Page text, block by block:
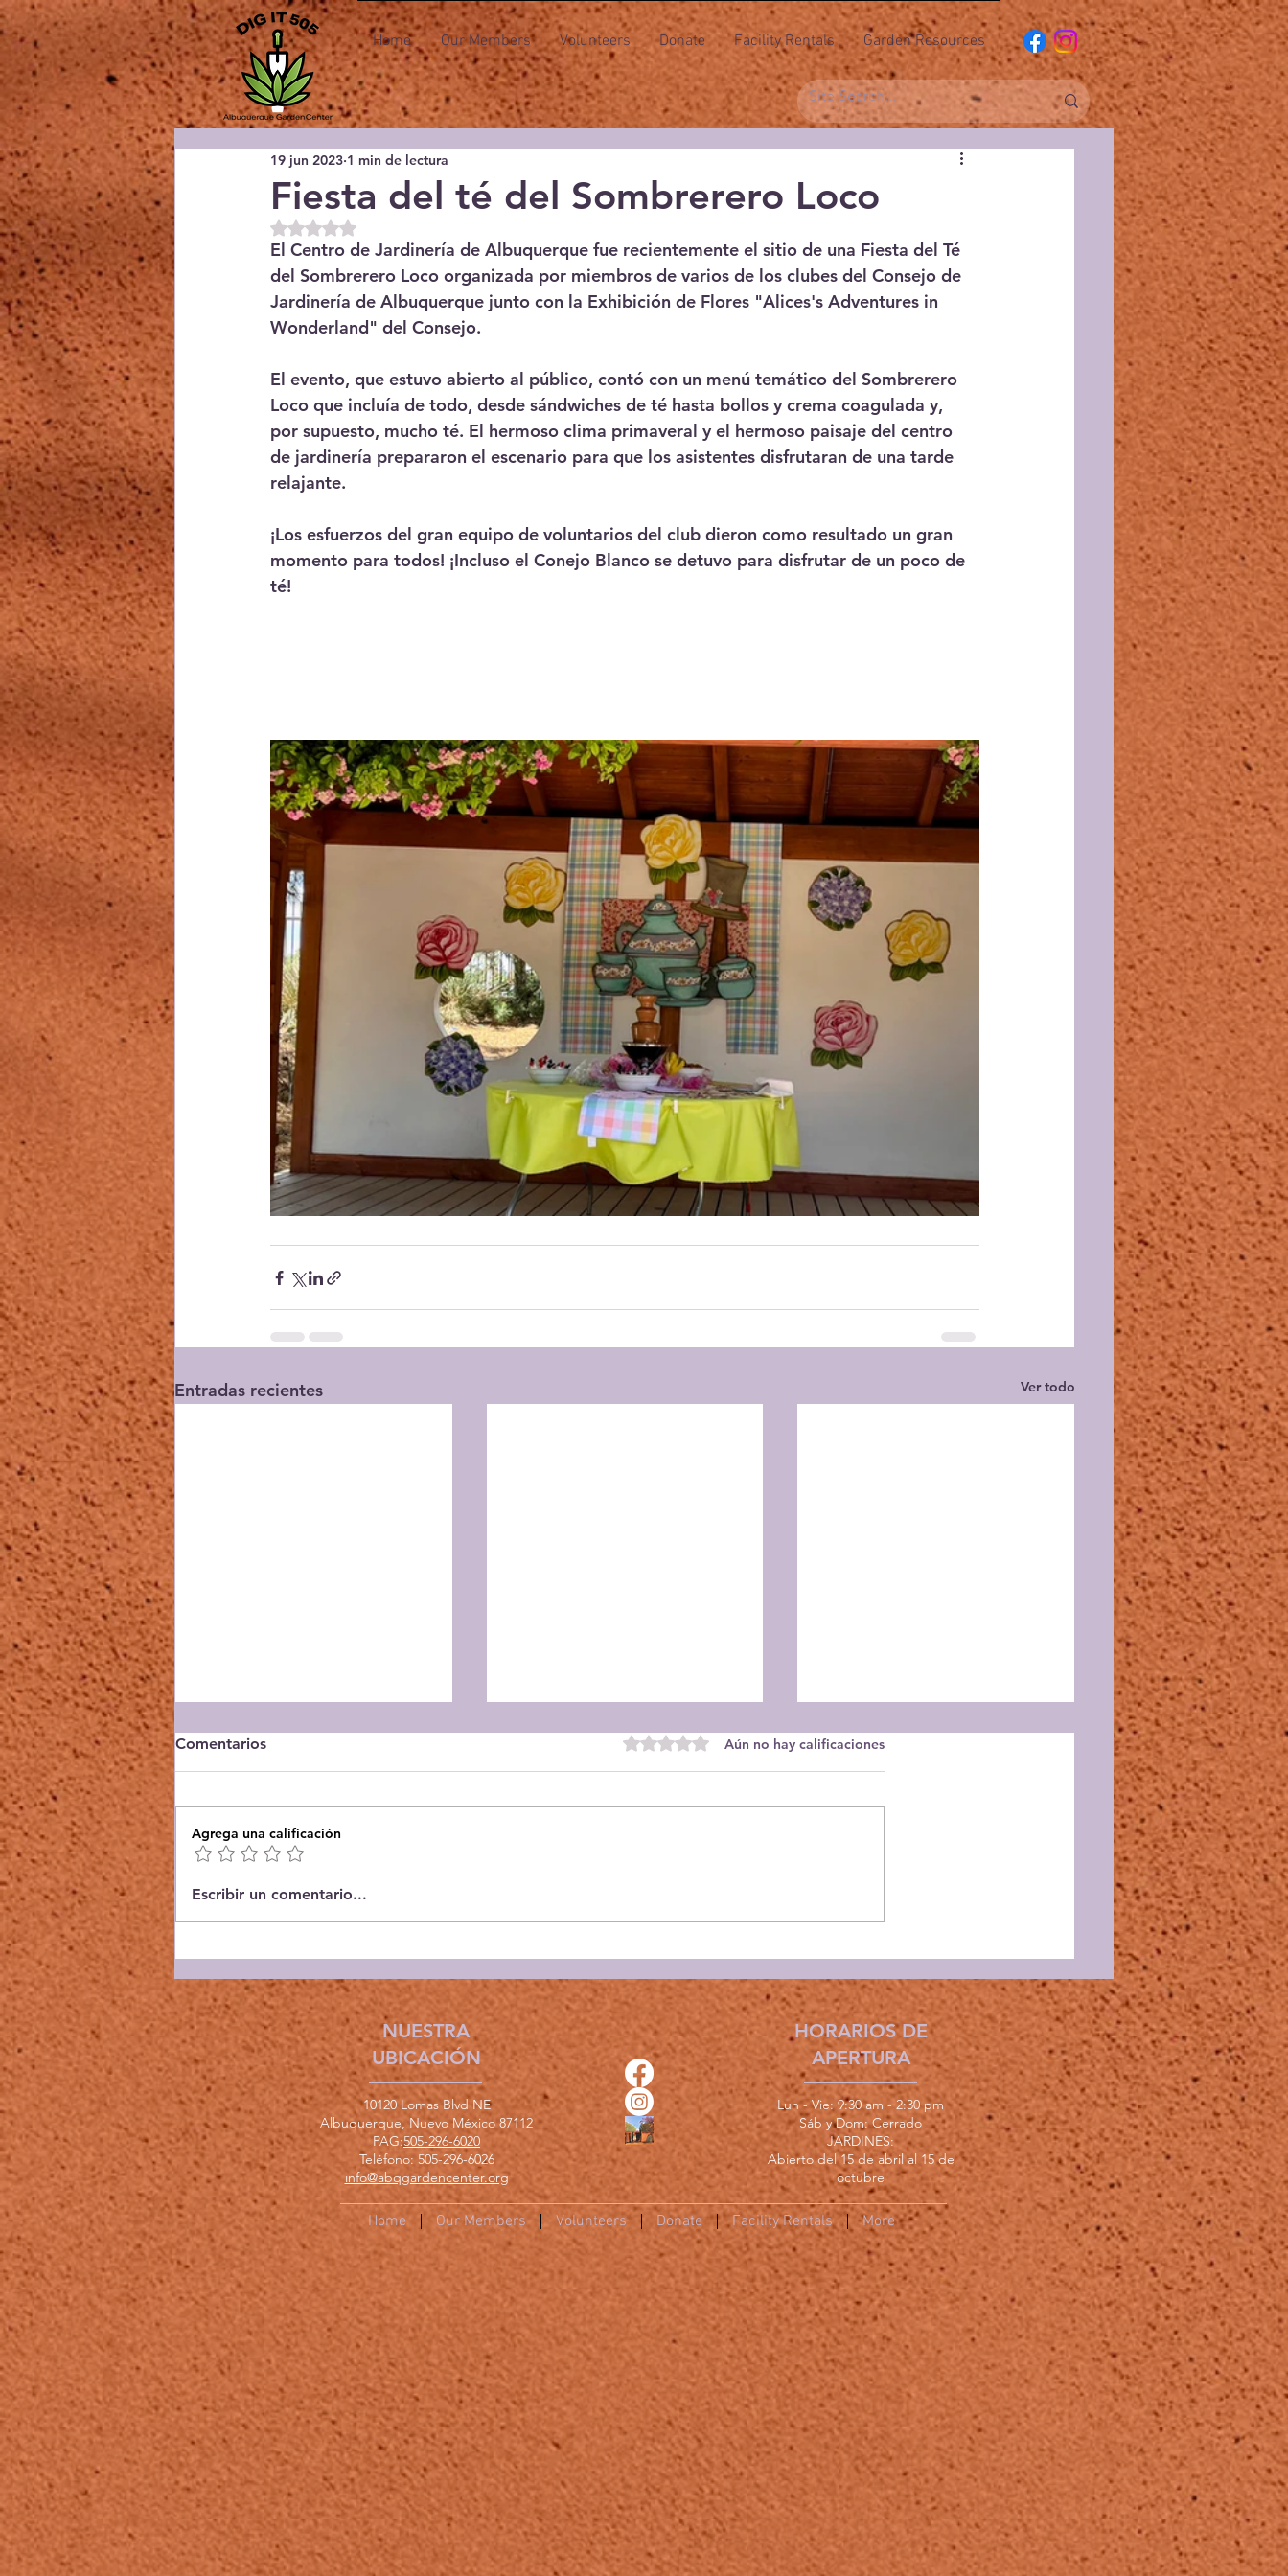
Home Our Members Volunteers Donate Facility Rentals Garden Resources
Fiesta del té del Sombrerero Loco
19 jun 2023 1 min de lectura
Obtuvo NaN de 5 estrellas.
El Centro de Jardinería de Albuquerque fue recientemente el sitio de una Fiesta del Té
del Sombrerero Loco organizada por miembros de varios de los clubes del Consejo de
Jardinería de Albuquerque junto con la Exhibición de Flores "Alices's Adventures in
Wonderland" del Consejo.
El evento, que estuvo abierto al público, contó con un menú temático del Sombrerero
Loco que incluía de todo, desde sándwiches de té hasta bollos y crema coagulada y,
por supuesto, mucho té. El hermoso clima primaveral y el hermoso paisaje del centro
de jardinería prepararon el escenario para que los asistentes disfrutaran de una tarde
relajante.
¡Los esfuerzos del gran equipo de voluntarios del club dieron como resultado un gran
momento para todos! ¡Incluso el Conejo Blanco se detuvo para disfrutar de un poco de
té!
Entradas recientes Ver todo
Lectura en el Centro de
Comentarios Obtuvo 0 de 5 estrellas.
Aún no hay calificaciones
Agrega una calificación
Escribir un comentario...
NUESTRA
UBICACIÓN
10120 Lomas Blvd NE
Albuquerque, Nuevo México 87112
PAG:505-296-6020
Teléfono: 505-296-6026
info@abqgardencenter.org
HORARIOS DE
APERTURA
Lun - Vie: 9:30 am - 2:30 pm
​​Sáb y Dom: Cerrado
JARDINES:
Abierto del 15 de abril al 15 de
octubre
Home Our Members Volunteers Donate Facility Rentals More